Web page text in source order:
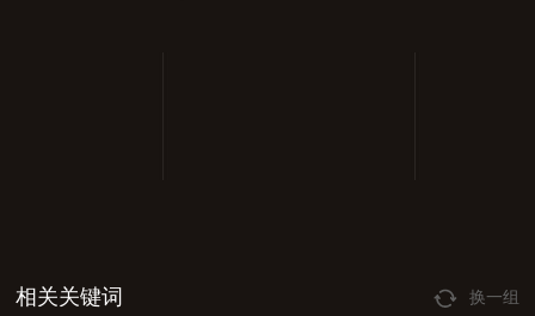
相关关键词 换一组